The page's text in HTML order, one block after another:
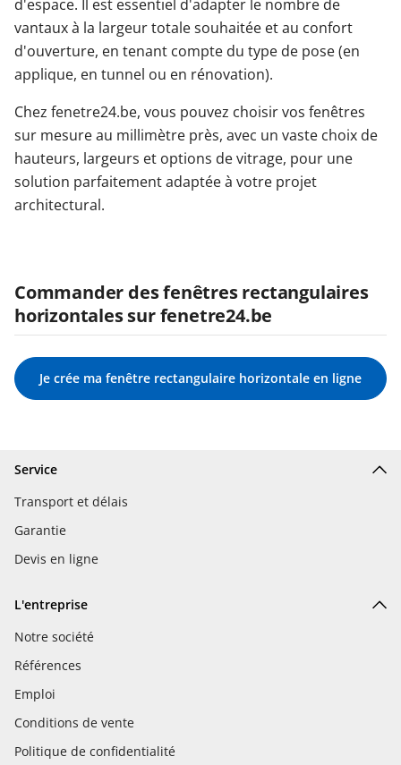
d'espace. Il est essentiel d'adapter le nombre de
vantaux à la largeur totale souhaitée et au confort
d'ouverture, en tenant compte du type de pose (en
applique, en tunnel ou en rénovation).
Chez fenetre24.be, vous pouvez choisir vos fenêtres
sur mesure au millimètre près, avec un vaste choix de
hauteurs, largeurs et options de vitrage, pour une
solution parfaitement adaptée à votre projet
architectural.
Commander des fenêtres rectangulaires
horizontales sur fenetre24.be
Je crée ma fenêtre rectangulaire horizontale en ligne
Service
Transport et délais
Garantie
Devis en ligne
L'entreprise
Notre société
Références
Emploi
Conditions de vente
Politique de confidentialité